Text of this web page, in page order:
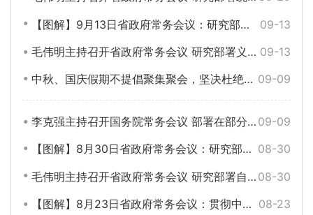
09-13
【图解】9月13日省政府常务会议：研究部署义务教育“双减”、医疗救助、海峡两岸产业合作等工作
09-13
毛伟明主持召开省政府常务会议 研究部署义务教育“双减”、医疗救助、海峡两岸产业合作等工作
09-09
中秋、国庆假期不提倡聚集聚会，坚决杜绝将二码联查和强制性接种捆绑……
09-09
李克强主持召开国务院常务会议 部署在部分城市开展营商环境创新试点等
08-30
【图解】8月30日省政府常务会议：研究部署自贸试验区建设、先进制造业发展等工作
08-30
毛伟明主持召开省政府常务会议 研究部署自贸试验区建设、先进制造业发展等工作
08-23
【图解】8月23日省政府常务会议：贯彻中央财经委员会第十次会议精神 部署扎实促进共同富裕等工作